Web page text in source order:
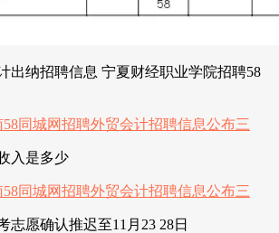
出纳招聘信息 宁夏财经职业学院招聘58
入是多少
志愿确认推迟至11月23 28日